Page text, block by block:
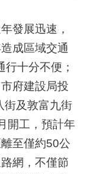
發展迅速，
成區域交通
十分不便；
府建設局投
街及敦富九街
開工，預計年
至僅約50公
網，不僅節